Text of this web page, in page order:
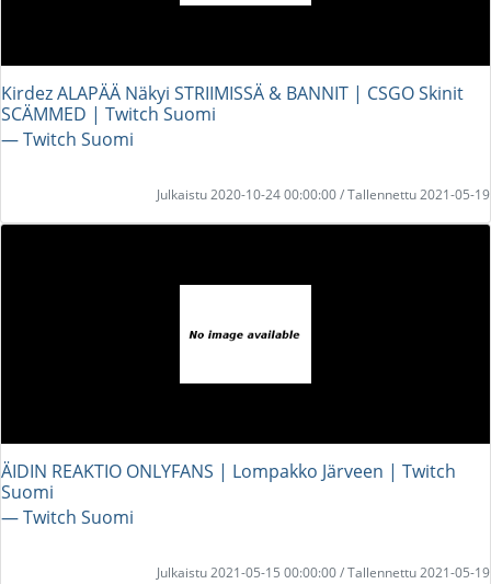
Kirdez ALAPÄÄ Näkyi STRIIMISSÄ & BANNIT | CSGO Skinit
SCÄMMED | Twitch Suomi
― Twitch Suomi
Julkaistu 2020-10-24 00:00:00 / Tallennettu 2021-05-19
ÄIDIN REAKTIO ONLYFANS | Lompakko Järveen | Twitch
Suomi
― Twitch Suomi
Julkaistu 2021-05-15 00:00:00 / Tallennettu 2021-05-19